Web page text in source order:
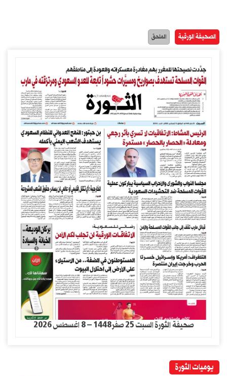
الصحيفة الورقية الملحق
صحيفة الثورة السبت 25 صفر1448 – 8 اغسطس 2026
يوميات الثورة